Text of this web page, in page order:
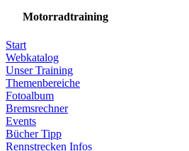
Motorradtraining
Start
Webkatalog
Unser Training
Themenbereiche
Fotoalbum
Bremsrechner
Events
Bücher Tipp
Rennstrecken Infos